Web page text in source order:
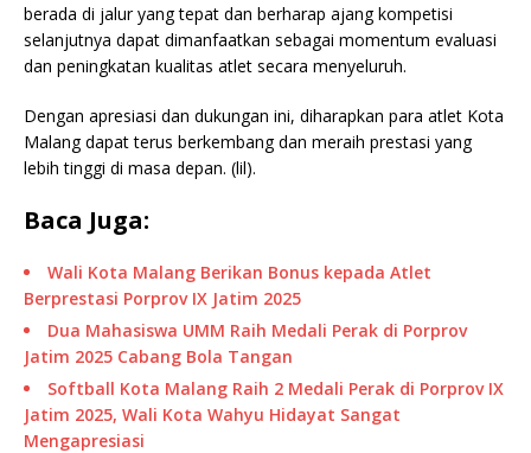
berada di jalur yang tepat dan berharap ajang kompetisi
selanjutnya dapat dimanfaatkan sebagai momentum evaluasi
dan peningkatan kualitas atlet secara menyeluruh.
Dengan apresiasi dan dukungan ini, diharapkan para atlet Kota
Malang dapat terus berkembang dan meraih prestasi yang
lebih tinggi di masa depan. (lil).
Baca Juga:
Wali Kota Malang Berikan Bonus kepada Atlet
Berprestasi Porprov IX Jatim 2025
Dua Mahasiswa UMM Raih Medali Perak di Porprov
Jatim 2025 Cabang Bola Tangan
Softball Kota Malang Raih 2 Medali Perak di Porprov IX
Jatim 2025, Wali Kota Wahyu Hidayat Sangat
Mengapresiasi